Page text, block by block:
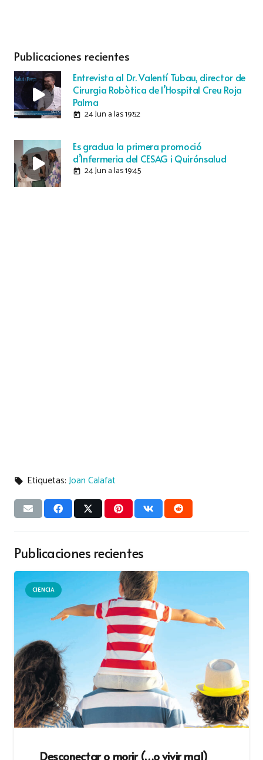
Publicaciones recientes
Entrevista al Dr. Valentí Tubau, director de
Cirurgia Robòtica de l’Hospital Creu Roja
Palma
today 24 Jun a las 19:52
Es gradua la primera promoció
d’Infermeria del CESAG i Quirónsalud
today 24 Jun a las 19:45
local_offer Etiquetas:Joan Calafat
Publicaciones recientes
CIENCIA
Desconectar o morir (…o vivir mal)